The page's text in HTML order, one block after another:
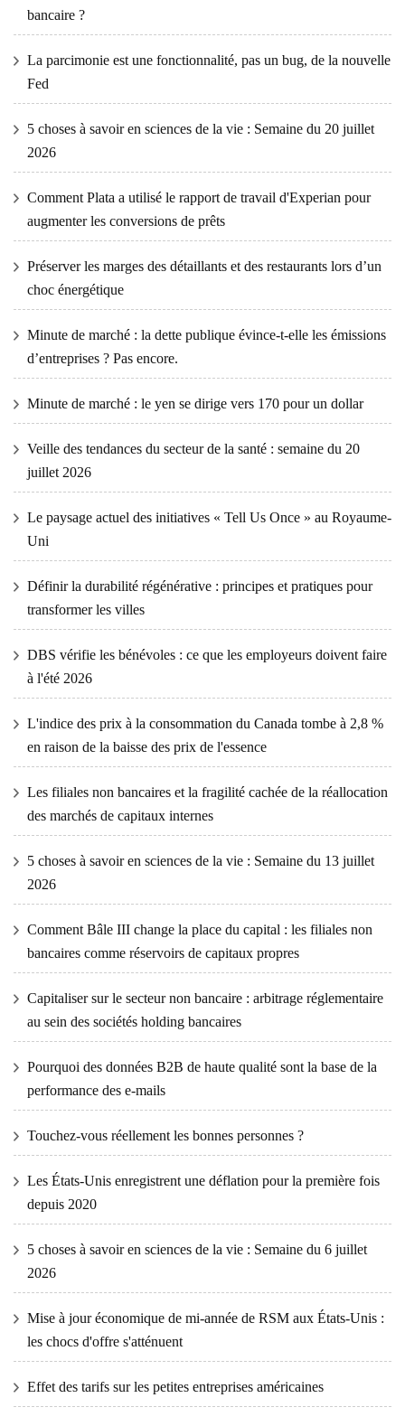
bancaire ?
La parcimonie est une fonctionnalité, pas un bug, de la nouvelle
Fed
5 choses à savoir en sciences de la vie : Semaine du 20 juillet
2026
Comment Plata a utilisé le rapport de travail d'Experian pour
augmenter les conversions de prêts
Préserver les marges des détaillants et des restaurants lors d’un
choc énergétique
Minute de marché : la dette publique évince-t-elle les émissions
d’entreprises ? Pas encore.
Minute de marché : le yen se dirige vers 170 pour un dollar
Veille des tendances du secteur de la santé : semaine du 20
juillet 2026
Le paysage actuel des initiatives « Tell Us Once » au Royaume-
Uni
Définir la durabilité régénérative : principes et pratiques pour
transformer les villes
DBS vérifie les bénévoles : ce que les employeurs doivent faire
à l'été 2026
L'indice des prix à la consommation du Canada tombe à 2,8 %
en raison de la baisse des prix de l'essence
Les filiales non bancaires et la fragilité cachée de la réallocation
des marchés de capitaux internes
5 choses à savoir en sciences de la vie : Semaine du 13 juillet
2026
Comment Bâle III change la place du capital : les filiales non
bancaires comme réservoirs de capitaux propres
Capitaliser sur le secteur non bancaire : arbitrage réglementaire
au sein des sociétés holding bancaires
Pourquoi des données B2B de haute qualité sont la base de la
performance des e-mails
Touchez-vous réellement les bonnes personnes ?
Les États-Unis enregistrent une déflation pour la première fois
depuis 2020
5 choses à savoir en sciences de la vie : Semaine du 6 juillet
2026
Mise à jour économique de mi-année de RSM aux États-Unis :
les chocs d'offre s'atténuent
Effet des tarifs sur les petites entreprises américaines